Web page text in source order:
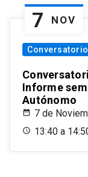
7 NOV
Conversatorio
Informe
Autónomo
7 de
13:40 a